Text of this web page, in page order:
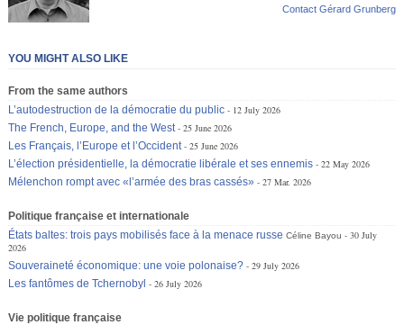
Contact Gérard Grunberg
YOU MIGHT ALSO LIKE
From the same authors
L’autodestruction de la démocratie du public
12 July 2026
The French, Europe, and the West
25 June 2026
Les Français, l’Europe et l’Occident
25 June 2026
L’élection présidentielle, la démocratie libérale et ses ennemis
22 May 2026
Mélenchon rompt avec «l’armée des bras cassés»
27 Mar. 2026
Politique française et internationale
États baltes: trois pays mobilisés face à la menace russe Céline Bayou
30 July
2026
Souveraineté économique: une voie polonaise?
29 July 2026
Les fantômes de Tchernobyl
26 July 2026
Vie politique française